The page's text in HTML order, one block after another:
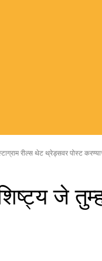
रील्स थेट थ्रेड्सवर पोस्ट
जे